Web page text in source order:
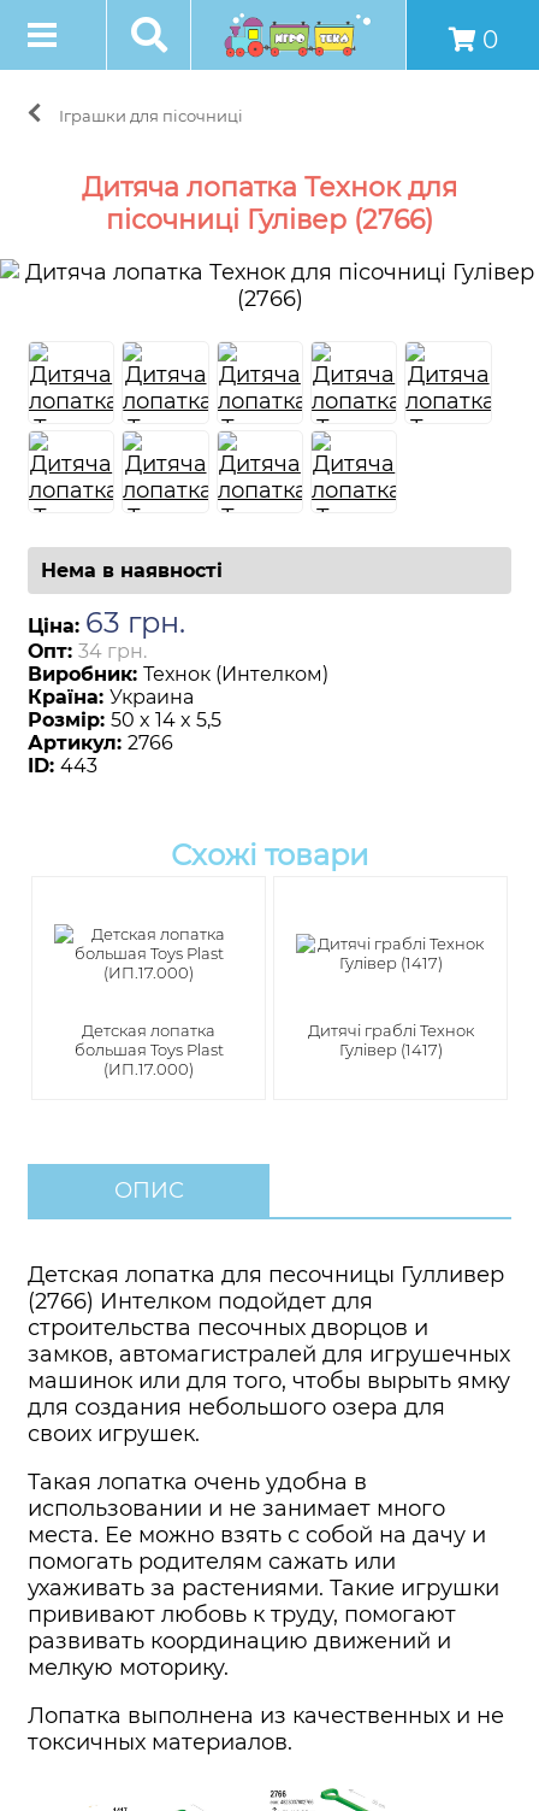
0
Іграшки для пісочниці
Дитяча лопатка Технок для
пісочниці Гулівер (2766)
Нема в наявності
Ціна: 63 грн.
Опт: 34 грн.
Виробник: Технок (Интелком)
Країна: Украина
Розмір: 50 x 14 x 5,5
Артикул: 2766
ID: 443
Схожі товари
Детская лопатка
большая Toys Plast
(ИП.17.000)
Дитячі граблі Технок
Гулівер (1417)
ОПИС
Детская лопатка для песочницы Гулливер
(2766) Интелком подойдет для
строительства песочных дворцов и
замков, автомагистралей для игрушечных
машинок или для того, чтобы вырыть ямку
для создания небольшого озера для
своих игрушек.
Такая лопатка очень удобна в
использовании и не занимает много
места. Ее можно взять с собой на дачу и
помогать родителям сажать или
ухаживать за растениями. Такие игрушки
прививают любовь к труду, помогают
развивать координацию движений и
мелкую моторику.
Лопатка выполнена из качественных и не
токсичных материалов.